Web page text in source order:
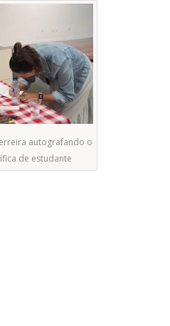
autografando o
de estudante